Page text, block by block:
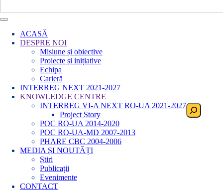
ACASĂ
DESPRE NOI
Misiune și obiective
Proiecte și inițiative
Echipa
Carieră
INTERREG NEXT 2021-2027
KNOWLEDGE CENTRE
INTERREG VI-A NEXT RO-UA 2021-2027
Project Story
POC RO-UA 2014-2020
POC RO-UA-MD 2007-2013
PHARE CBC 2004-2006
MEDIA ȘI NOUTĂȚI
Știri
Publicații
Evenimente
CONTACT
Search